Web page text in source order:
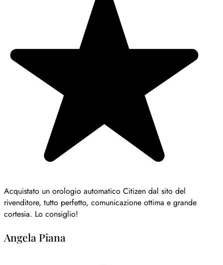
Acquistato un orologio automatico Citizen dal sito del
rivenditore, tutto perfetto, comunicazione ottima e grande
cortesia. Lo consiglio!
Angela Piana